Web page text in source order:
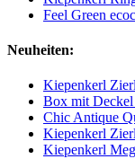
Feel Green
Neuheiten:
Kiepenkerl
Box mit
Chic Antique
Kiepenkerl
Kiepenkerl